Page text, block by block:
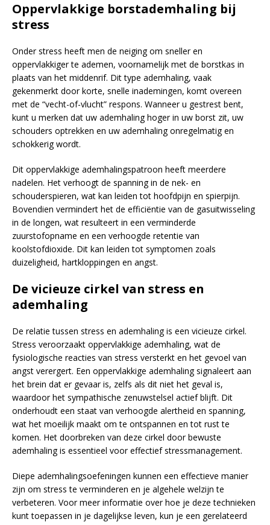
Oppervlakkige borstademhaling bij
stress
Onder stress heeft men de neiging om sneller en
oppervlakkiger te ademen, voornamelijk met de borstkas in
plaats van het middenrif. Dit type ademhaling, vaak
gekenmerkt door korte, snelle inademingen, komt overeen
met de “vecht-of-vlucht” respons. Wanneer u gestrest bent,
kunt u merken dat uw ademhaling hoger in uw borst zit, uw
schouders optrekken en uw ademhaling onregelmatig en
schokkerig wordt.
Dit oppervlakkige ademhalingspatroon heeft meerdere
nadelen. Het verhoogt de spanning in de nek- en
schouderspieren, wat kan leiden tot hoofdpijn en spierpijn.
Bovendien vermindert het de efficiëntie van de gasuitwisseling
in de longen, wat resulteert in een verminderde
zuurstofopname en een verhoogde retentie van
koolstofdioxide. Dit kan leiden tot symptomen zoals
duizeligheid, hartkloppingen en angst.
De vicieuze cirkel van stress en
ademhaling
De relatie tussen stress en ademhaling is een vicieuze cirkel.
Stress veroorzaakt oppervlakkige ademhaling, wat de
fysiologische reacties van stress versterkt en het gevoel van
angst verergert. Een oppervlakkige ademhaling signaleert aan
het brein dat er gevaar is, zelfs als dit niet het geval is,
waardoor het sympathische zenuwstelsel actief blijft. Dit
onderhoudt een staat van verhoogde alertheid en spanning,
wat het moeilijk maakt om te ontspannen en tot rust te
komen. Het doorbreken van deze cirkel door bewuste
ademhaling is essentieel voor effectief stressmanagement.
Diepe ademhalingsoefeningen kunnen een effectieve manier
zijn om stress te verminderen en je algehele welzijn te
verbeteren. Voor meer informatie over hoe je deze technieken
kunt toepassen in je dagelijkse leven, kun je een gerelateerd